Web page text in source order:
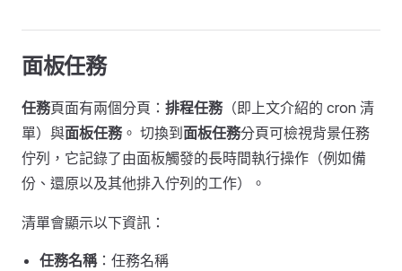
面板任務
任務頁面有兩個分頁： 排程任務（即上文介紹的 cron 清
單）與面板任務。 切換到 面板任務分頁可檢視背景任務
佇列，它記錄了由面板觸發的長時間執行操作（例如備
份、還原以及其他排入佇列的工作）。
清單會顯示以下資訊：
任務名稱：任務名稱